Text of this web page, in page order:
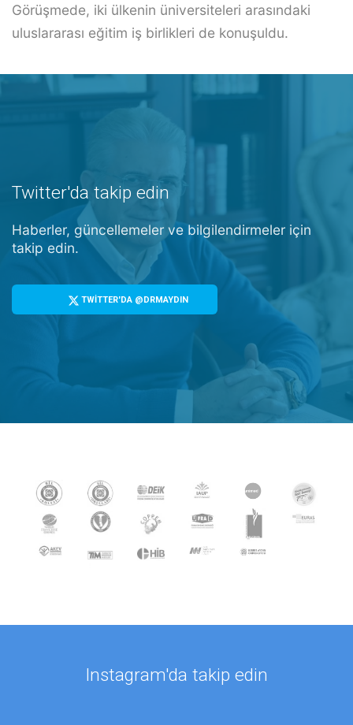
Görüşmede, iki ülkenin üniversiteleri arasındaki
uluslararası eğitim iş birlikleri de konuşuldu.
Twitter'da takip edin
Haberler, güncellemeler ve bilgilendirmeler için
takip edin.
TWİTTER'DA @DRMAYDIN
Instagram'da takip edin